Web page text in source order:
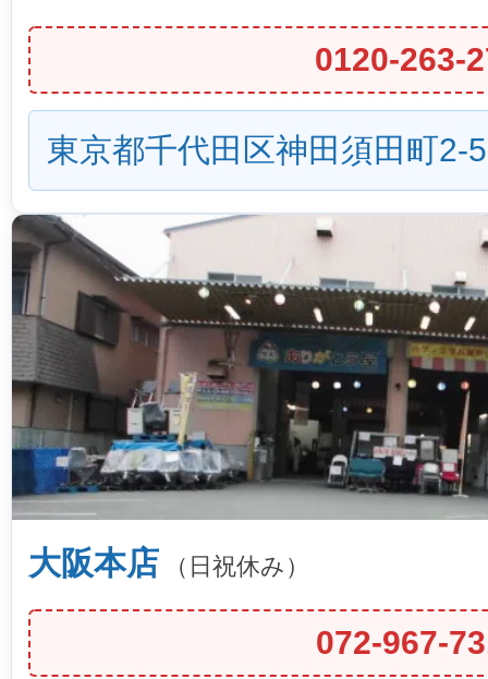
0120-263-
東京都千代田区神田須田町2-
大阪本店 （日祝休み）
072-967-